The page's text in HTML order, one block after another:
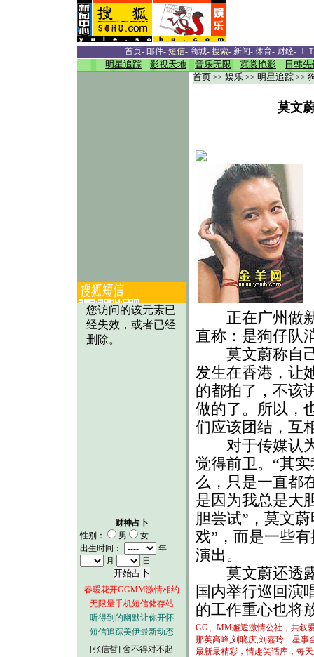
首页- 邮件- 短信- 商城- 搜索- 新闻- 体育- 财经- Ｉ
明星追踪 － 影视天地 － 音乐无限 － 霓裳艳影 － 日韩先
财神占卜
性别：
男
女
出生时间：
年
月
日
春暖花开GGMM激情相约
无限量手机短信储存站
听得到的幽默让你开怀
短信追踪美伊最新动态
[张信哲] 舍不得对不起
首页 >> 娱乐 >> 明星追踪 >>
莫文
正在广州做新
直称：是狗仔队
莫文蔚称自己
发生在香港，让
的都拍了，不该
做的了。所以，
们应该团结，互
对于传媒认为
觉得前卫。“其
么，只是一直都
是因为我总是大
胆尝试”，莫文
戏”，而是一些
演出。
莫文蔚还透露
国内举行巡回演
的工作重心也将
GG、MM邂逅激情公社，共叙
那英高峰,刘晓庆,刘嘉玲…星事
最新最精彩，情趣笑话库，每